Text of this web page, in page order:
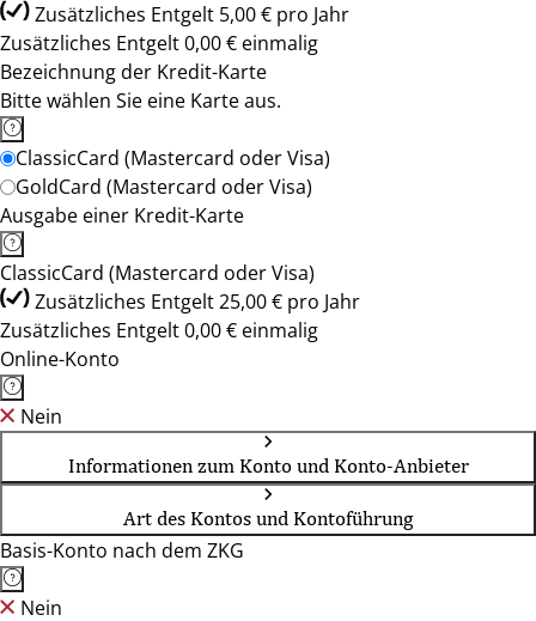
Zusätzliches Entgelt 5,00 € pro Jahr
Zusätzliches Entgelt 0,00 € einmalig
Bezeichnung der Kredit-Karte
Bitte wählen Sie eine Karte aus.
ClassicCard (Mastercard oder Visa)
GoldCard (Mastercard oder Visa)
Ausgabe einer Kredit-Karte
ClassicCard (Mastercard oder Visa)
Zusätzliches Entgelt 25,00 € pro Jahr
Zusätzliches Entgelt 0,00 € einmalig
Online-Konto
Nein
Informationen zum Konto und Konto-Anbieter
Art des Kontos und Kontoführung
Basis-Konto nach dem ZKG
Nein